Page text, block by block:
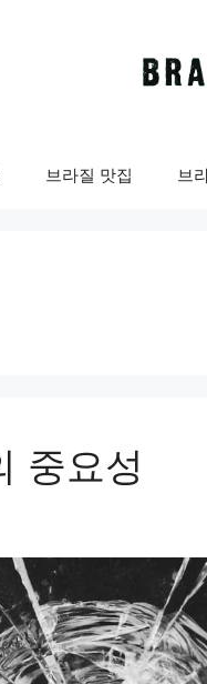
브라질 맛집 브
중요성